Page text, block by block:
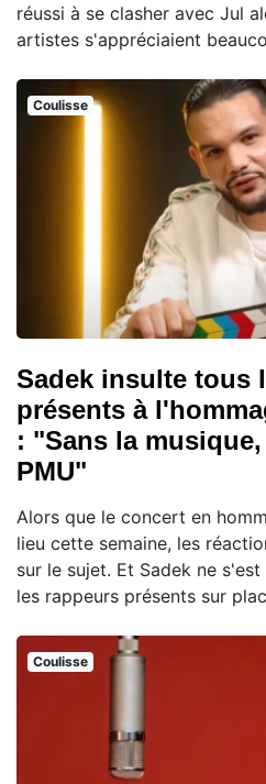
réussi à se clasher avec Jul
artistes s'appréciaient
Coulisse
Sadek insulte tous
présents à
: "Sans la
PMU"
Alors que le concert en
lieu cette semaine, les
sur le sujet. Et Sadek ne
les rappeurs présents sur
Coulisse